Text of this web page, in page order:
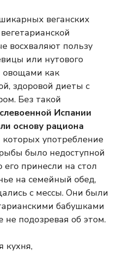
веганских
восхваляют пользу
или нутового
овощами как
здоровой диеты с
Без такой
Испании
основу рациона
которых употребление
было недоступной
принесли на стол
на семейный обед,
с мессы. Они были
бабушками
подозревая об этом.
кухня,